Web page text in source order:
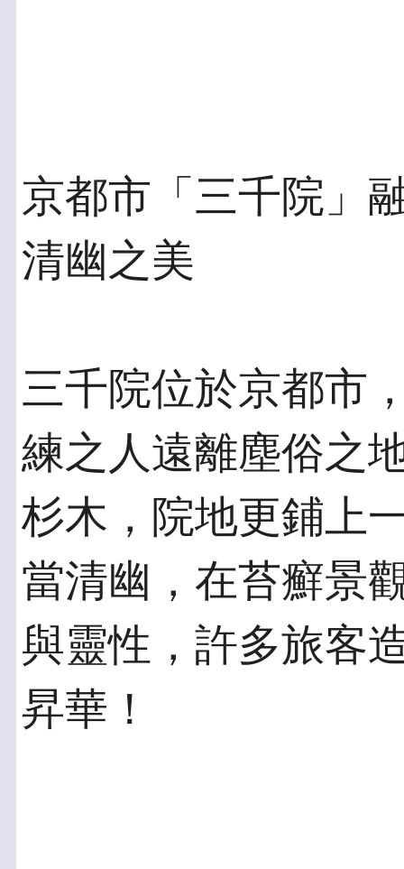
京都市「三千院」
清幽之美
三千院位於京都市
練之人遠離塵俗之
杉木，院地更鋪上
當清幽，在苔癬景
與靈性，許多旅客
昇華！